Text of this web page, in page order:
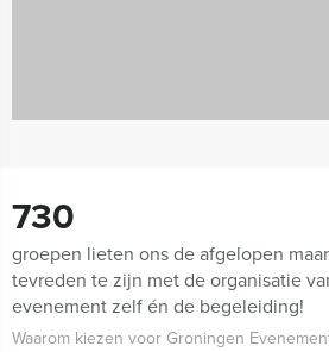
730
groepen lieten ons de afgelopen
tevreden te zijn met de organisatie
evenement zelf én de begeleiding!
Waarom kiezen voor Groningen